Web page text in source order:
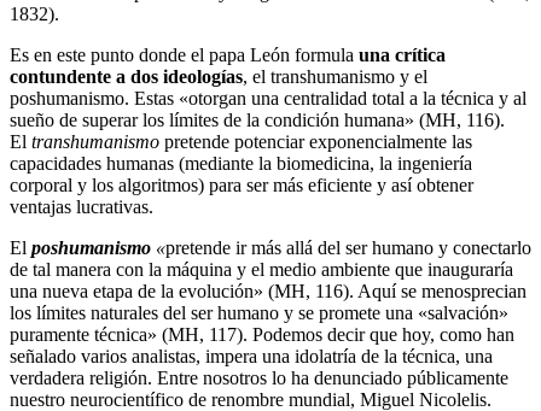
1832).
Es en este punto donde el papa León formula una crítica
contundente a dos ideologías, el transhumanismo y el
poshumanismo. Estas «otorgan una centralidad total a la técnica y al
sueño de superar los límites de la condición humana» (MH, 116).
El transhumanismo pretende potenciar exponencialmente las
capacidades humanas (mediante la biomedicina, la ingeniería
corporal y los algoritmos) para ser más eficiente y así obtener
ventajas lucrativas.
El poshumanismo «pretende ir más allá del ser humano y conectarlo
de tal manera con la máquina y el medio ambiente que inauguraría
una nueva etapa de la evolución» (MH, 116). Aquí se menosprecian
los límites naturales del ser humano y se promete una «salvación»
puramente técnica» (MH, 117). Podemos decir que hoy, como han
señalado varios analistas, impera una idolatría de la técnica, una
verdadera religión. Entre nosotros lo ha denunciado públicamente
nuestro neurocientífico de renombre mundial, Miguel Nicolelis.